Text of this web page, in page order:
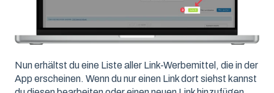
Nun erhältst du eine Liste aller Link-Werbemittel, die in der
App erscheinen. Wenn du nur einen Link dort siehst kannst